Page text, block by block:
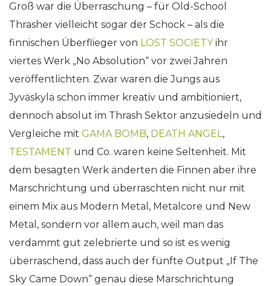
Groß war die Überraschung – für Old-School
Thrasher vielleicht sogar der Schock – als die
finnischen Überflieger von LOST SOCIETYihr
viertes Werk „No Absolution“ vor zwei Jahren
veröffentlichten. Zwar waren die Jungs aus
Jyväskylä schon immer kreativ und ambitioniert,
dennoch absolut im Thrash Sektor anzusiedeln und
Vergleiche mit GAMA BOMB, DEATH ANGEL,
TESTAMENT und Co. waren keine Seltenheit. Mit
dem besagten Werk änderten die Finnen aber ihre
Marschrichtung und überraschten nicht nur mit
einem Mix aus Modern Metal, Metalcore und New
Metal, sondern vor allem auch, weil man das
verdammt gut zelebrierte und so ist es wenig
überraschend, dass auch der fünfte Output „If The
Sky Came Down“ genau diese Marschrichtung